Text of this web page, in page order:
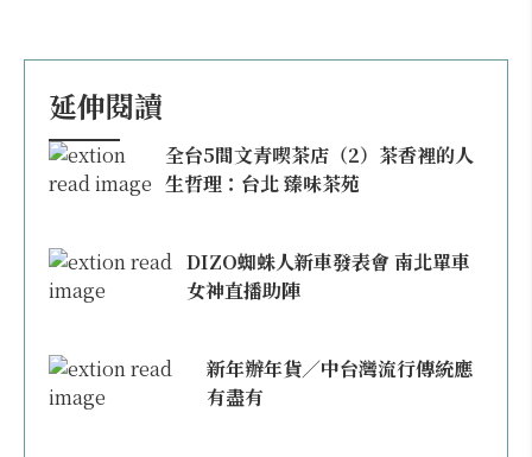
延伸閱讀
全台5間文青喫茶店（2）茶香裡的人
生哲理：台北 臻味茶苑
DIZO蜘蛛人新車發表會 南北單車
女神直播助陣
新年辦年貨／中台灣流行傳統應
有盡有